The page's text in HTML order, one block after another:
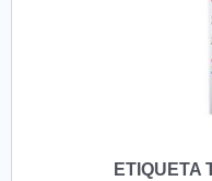
ETIQUETA